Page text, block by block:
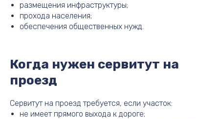
размещения инфраструктуры;
прохода населения;
обеспечения общественных нужд.
Когда нужен сервитут на
проезд
Сервитут на проезд требуется, если участок:
не имеет прямого выхода к дороге;